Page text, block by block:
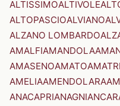
ALTISSIMOALTIVOLE
ALTOPASCIOALVIANO
ALZANO LOMBARDO
AMALFIAMANDOLA
AMASENOAMATO
AMELIAAMENDOLARA
ANACAPRIANAGNI